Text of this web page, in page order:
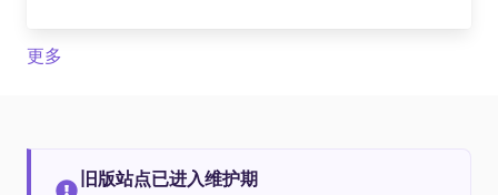
更多
旧版站点已进入维护期